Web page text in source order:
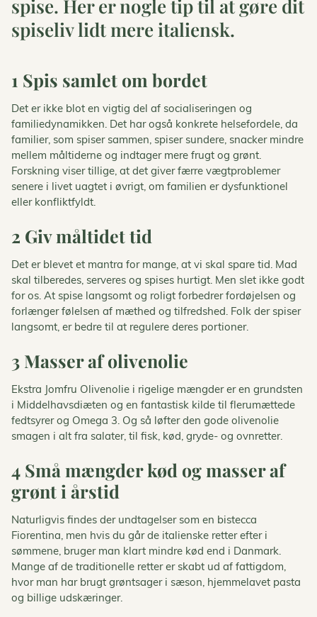
spise. Her er nogle tip til at gøre dit
spiseliv lidt mere italiensk.
1 Spis samlet om bordet
Det er ikke blot en vigtig del af socialiseringen og
familiedynamikken. Det har også konkrete helsefordele, da
familier, som spiser sammen, spiser sundere, snacker mindre
mellem måltiderne og indtager mere frugt og grønt.
Forskning viser tillige, at det giver færre vægtproblemer
senere i livet uagtet i øvrigt, om familien er dysfunktionel
eller konfliktfyldt.
2 Giv måltidet tid
Det er blevet et mantra for mange, at vi skal spare tid. Mad
skal tilberedes, serveres og spises hurtigt. Men slet ikke godt
for os. At spise langsomt og roligt forbedrer fordøjelsen og
forlænger følelsen af mæthed og tilfredshed. Folk der spiser
langsomt, er bedre til at regulere deres portioner.
3 Masser af olivenolie
Ekstra Jomfru Olivenolie i rigelige mængder er en grundsten
i Middelhavsdiæten og en fantastisk kilde til flerumættede
fedtsyrer og Omega 3. Og så løfter den gode olivenolie
smagen i alt fra salater, til fisk, kød, gryde- og ovnretter.
4 Små mængder kød og masser af
grønt i årstid
Naturligvis findes der undtagelser som en bistecca
Fiorentina, men hvis du går de italienske retter efter i
sømmene, bruger man klart mindre kød end i Danmark.
Mange af de traditionelle retter er skabt ud af fattigdom,
hvor man har brugt grøntsager i sæson, hjemmelavet pasta
og billige udskæringer.